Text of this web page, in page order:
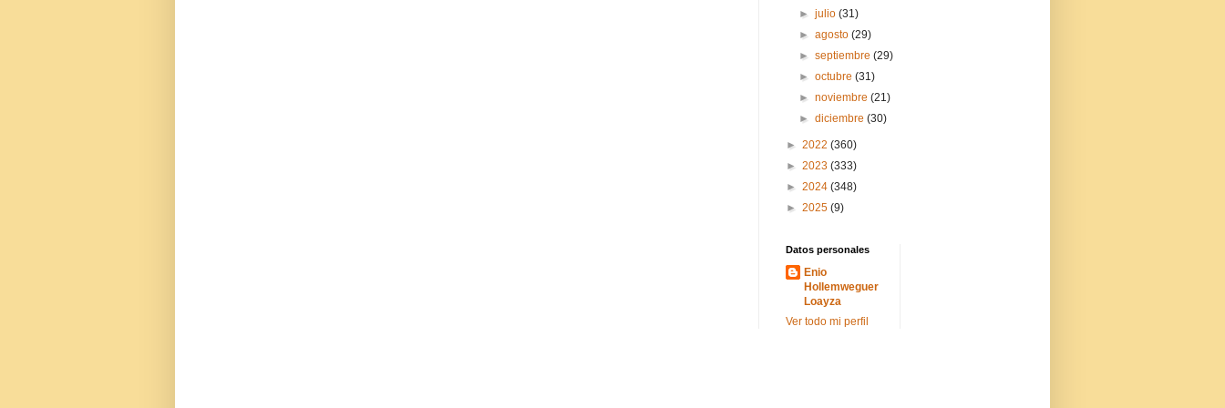
►julio(31)
►agosto(29)
►septiembre(29)
►octubre(31)
►noviembre(21)
►diciembre(30)
► 2022 (360)
► 2023 (333)
► 2024 (348)
► 2025 (9)
Datos personales
Enio
Hollemweguer
Loayza
Ver todo mi perfil